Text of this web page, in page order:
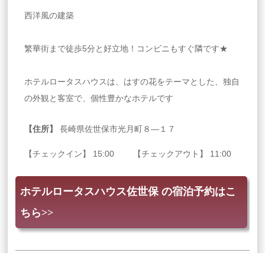
西洋風の建築
繁華街まで徒歩5分と好立地！コンビニもすぐ隣です★
ホテルロータスハウスは、はすの花をテーマとした、独自
の外観と客室で、個性豊かなホテルです
【住所】 長崎県佐世保市光月町８―１７
【チェックイン】 15:00 【チェックアウト】 11:00
ホテルロータスハウス佐世保 の宿泊予約はこ
ちら>>